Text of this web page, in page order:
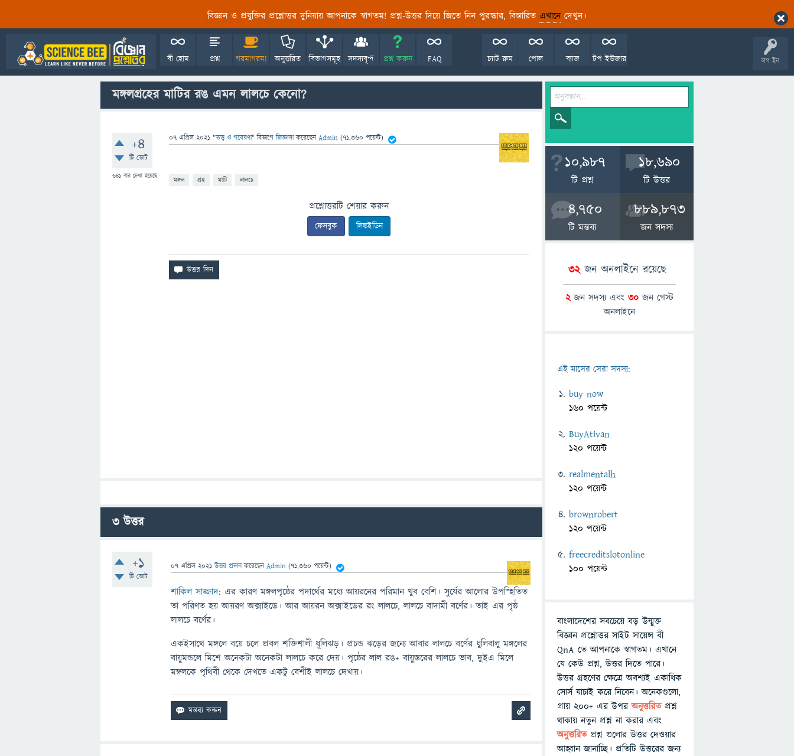
বিজ্ঞান ও প্রযুক্তির প্রশ্নোত্তর দুনিয়ায় আপনাকে স্বাগতম! প্রশ্ন-উত্তর দিয়ে জিতে নিন পুরস্কার, বিস্তারিত এখানেদেখুন।
লগ ইন
বী হোম প্রশ্ন গরমাগরম! অনুত্তরিত বিভাগসমূহ সদস্যবৃন্দ প্রশ্ন করুন FAQ টপ ইউজার
ব্যাজ
পোল
চ্যাট রুম
মঙ্গলগ্রহের মাটির রঙ এমন লালচে কেনো?
+4
টি ভোট
641 বার দেখা হয়েছে
07 এপ্রিল 2021 "তত্ত্ব ও গবেষণা" বিভাগে জিজ্ঞাসাকরেছেনAdmin (71,360 পয়েন্ট)
মঙ্গল গ্রহ মাটি লালচে
প্রশ্নোত্তরটি শেয়ার করুন
ফেসবুক লিঙ্কইডিন
3উত্তর
+1
টি ভোট
07 এপ্রিল 2021 উত্তর প্রদান করেছেনAdmin (71,360 পয়েন্ট)
শাকিল সাজ্জাদ: এর কারণ মঙ্গলপৃষ্ঠের পদার্থের মধ্যে আয়রনের পরিমান খুব বেশি। সুর্যের আলোর উপস্হিতিত
তা পরিণত হয় আয়রণ অক্সাইডে। আর আয়রন অক্সাইডের রং লালচে, লালচে বাদামী বর্ণের। তাই এর পৃষ্ঠ
লালচে বর্ণের।
একইসাথে মঙ্গলে বয়ে চলে প্রবল শক্তিশালী ধূলিঝড়। প্রচন্ড ঝড়ের জন্যে আবার লালচে বর্ণের ধুলিবালু মঙ্গলের
বায়ুমন্ডলে মিশে অনেকটা অনেকটা লালচে করে দেয়। পৃষ্ঠের লাল রঙ+ বায়ুস্তরের লালচে ভাব, দুইএ মিলে
মঙ্গলকে পৃথিবী থেকে দেখতে একটু বেশীই লালচে দেখায়।
10,987
টি প্রশ্ন
18,690
টি উত্তর
4,750
টি মন্তব্য
889,873
জন সদস্য
32জন অনলাইনে রয়েছে
2জন সদস্য এবং 30 জন গেস্ট
অনলাইনে
এই মাসের সেরা সদস্য:
buy now
160 পয়েন্ট
BuyAtivan
120 পয়েন্ট
realmentalh
120 পয়েন্ট
brownrobert
120 পয়েন্ট
freecreditslotonline
100 পয়েন্ট
বাংলাদেশের সবচেয়ে বড় উন্মুক্ত
বিজ্ঞান প্রশ্নোত্তর সাইট সায়েন্স বী
QnA তে আপনাকে স্বাগতম। এখানে
যে কেউ প্রশ্ন, উত্তর দিতে পারে।
উত্তর গ্রহণের ক্ষেত্রে অবশ্যই একাধিক
সোর্স যাচাই করে নিবেন। অনেকগুলো,
প্রায় ২০০+ এর উপরঅনুত্তরিতপ্রশ্ন
থাকায় নতুন প্রশ্ন না করার এবং
অনুত্তরিত প্রশ্ন গুলোর উত্তর দেওয়ার
আহ্বান জানাচ্ছি। প্রতিটি উত্তরের জন্য